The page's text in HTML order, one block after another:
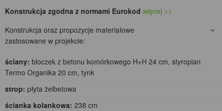
Konstrukcja zgodna z normami Eurokod więcej >>
Konstrukcja oraz propozycje materiałowe
zastosowane w projekcie:
ściany: bloczek z betonu komórkowego H+H 24 cm, styropian
Termo Organika 20 cm, tynk
strop: płyta żelbetowa
ścianka kolankowa: 238 cm